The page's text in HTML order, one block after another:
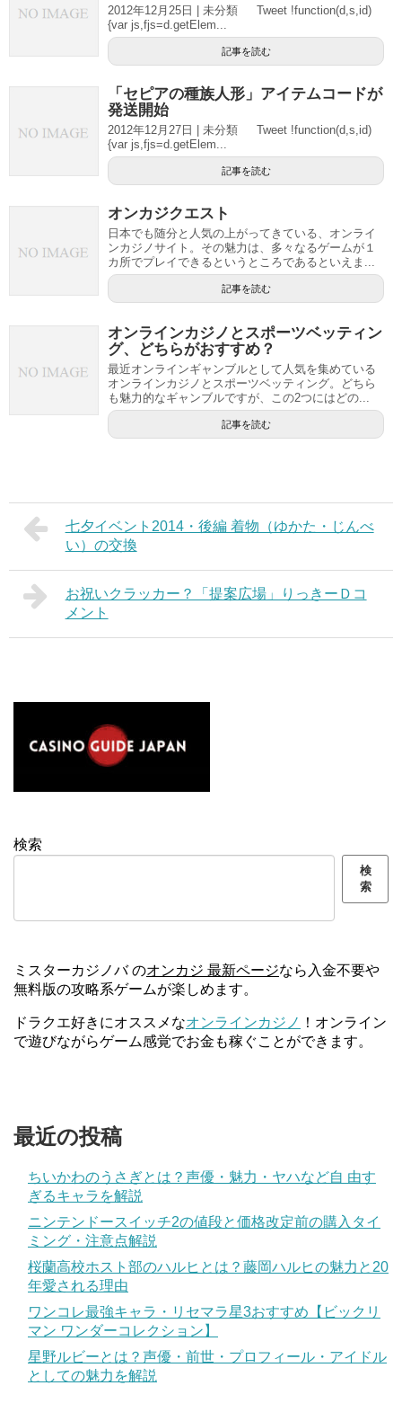
2012年12月25日 | 未分類 Tweet !function(d,s,id)
{var js,fjs=d.getElem...
記事を読む
「セピアの種族人形」アイテムコードが
発送開始
2012年12月27日 | 未分類 Tweet !function(d,s,id)
{var js,fjs=d.getElem...
記事を読む
オンカジクエスト
日本でも随分と人気の上がってきている、オンライ
ンカジノサイト。その魅力は、多々なるゲームが１
カ所でプレイできるというところであるといえま...
記事を読む
オンラインカジノとスポーツベッティン
グ、どちらがおすすめ？
最近オンラインギャンブルとして人気を集めている
オンラインカジノとスポーツベッティング。どちら
も魅力的なギャンブルですが、この2つにはどの...
記事を読む
七夕イベント2014・後編 着物（ゆかた・じんべ
い）の交換
お祝いクラッカー？「提案広場」りっきーＤコ
メント
検索
検
索
ミスターカジノバ のオンカジ 最新ページなら入金不要や
無料版の攻略系ゲームが楽しめます。
ドラクエ好きにオススメなオンラインカジノ ！オンライン
で遊びながらゲーム感覚でお金も稼ぐことができます。
最近の投稿
ちいかわのうさぎとは？声優・魅力・ヤハなど自 由す
ぎるキャラを解説
ニンテンドースイッチ2の値段と価格改定前の購入タイ
ミング・注意点解説
桜蘭高校ホスト部のハルヒとは？藤岡ハルヒの魅力と20
年愛される理由
ワンコレ最強キャラ・リセマラ星3おすすめ【ビックリ
マン ワンダーコレクション】
星野ルビーとは？声優・前世・プロフィール・アイドル
としての魅力を解説